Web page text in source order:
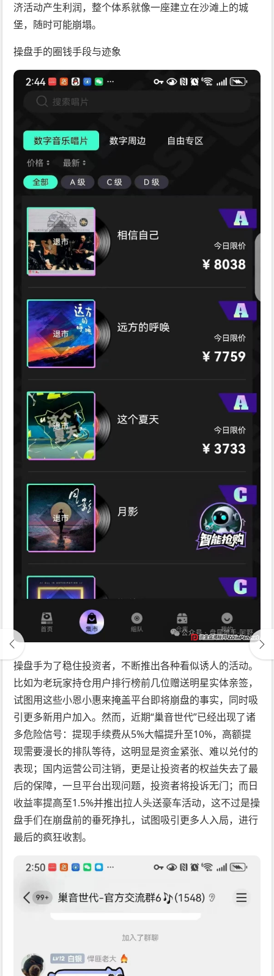
济活动产生利润，整个体系就像一座建立在沙滩上的城
堡，随时可能崩塌。
操盘手的圈钱手段与迹象
操盘手为了稳住投资者，不断推出各种看似诱人的活动。
比如为老玩家持仓用户排行榜前几位赠送明星实体亲签，
试图用这些小恩小惠来掩盖平台即将崩盘的事实，同时吸
引更多新用户加入。然而，近期“巢音世代”已经出现了诸
多危险信号：提现手续费从5%大幅提升至10%，高额提
现需要漫长的排队等待，这明显是资金紧张、难以兑付的
表现；国内运营公司注销，更是让投资者的权益失去了最
后的保障，一旦平台出现问题，投资者将投诉无门；而日
收益率提高至1.5%并推出拉人头送豪车活动，这不过是操
盘手们在崩盘前的垂死挣扎，试图吸引更多人入局，进行
最后的疯狂收割。